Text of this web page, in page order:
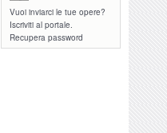
Vuoi inviarci le tue opere?
Iscriviti al portale.
Recupera password